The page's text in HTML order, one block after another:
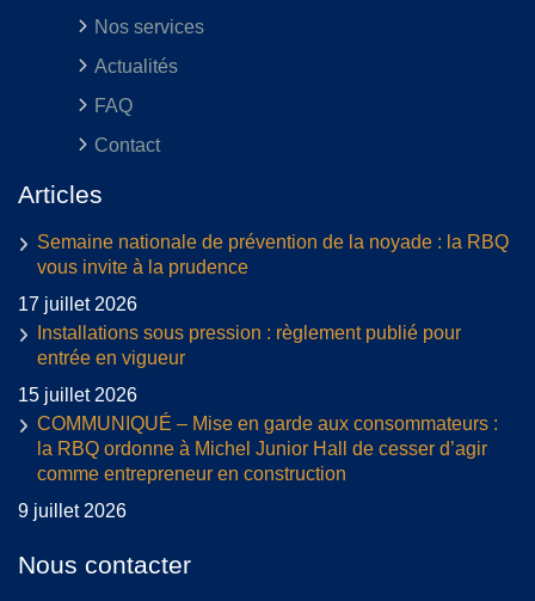
Nos services
Actualités
FAQ
Contact
Articles
Semaine nationale de prévention de la noyade : la RBQ
vous invite à la prudence
17 juillet 2026
Installations sous pression : règlement publié pour
entrée en vigueur
15 juillet 2026
COMMUNIQUÉ – Mise en garde aux consommateurs :
la RBQ ordonne à Michel Junior Hall de cesser d’agir
comme entrepreneur en construction
9 juillet 2026
Nous contacter